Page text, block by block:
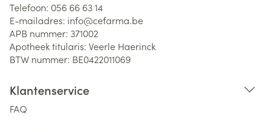
Telefoon: 056 66 63 14
E-mailadres: info@cefarma.be
APB nummer: 371002
Apotheek titularis: Veerle Haerinck
BTW nummer: BE0422011069
Klantenservice
FAQ